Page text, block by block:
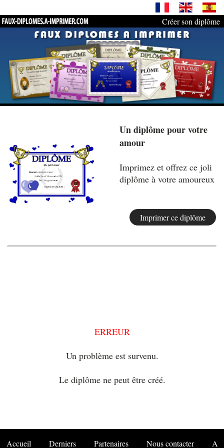
Créer son diplôme
Un diplôme pour votre
amour
Imprimez et offrez ce joli
diplôme à votre amoureux
ERREUR
Un problème est survenu.
Le diplôme ne peut être créé.
Accueil Derniers Partenaires Nous contacter A